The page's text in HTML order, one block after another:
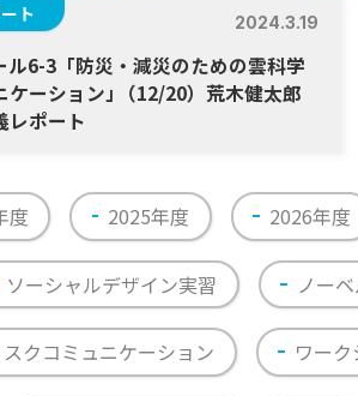
ト 2024.3.19
ル6-3「防災・減災のための雲科学
ケーション」
（12/20）荒木健太郎
レポート
度 2025年度 2026年度
ソーシャルデザイン実習 ノー
スクコミュニケーション ワー